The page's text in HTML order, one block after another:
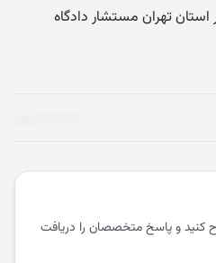
کنید و پاسخ متخصصان را دریافت